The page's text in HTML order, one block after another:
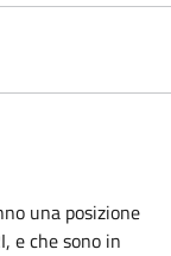
una posizione
e che sono in